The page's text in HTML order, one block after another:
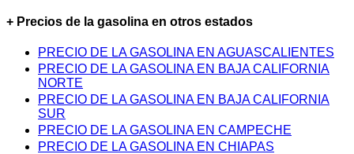
+ Precios de la gasolina en otros estados
PRECIO DE LA GASOLINA EN AGUASCALIENTES
PRECIO DE LA GASOLINA EN BAJA CALIFORNIA
NORTE
PRECIO DE LA GASOLINA EN BAJA CALIFORNIA
SUR
PRECIO DE LA GASOLINA EN CAMPECHE
PRECIO DE LA GASOLINA EN CHIAPAS